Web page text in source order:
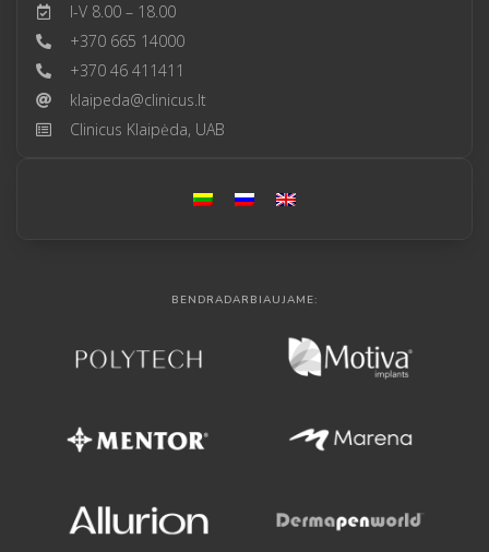
I-V 8.00 – 18.00
+370 665 14000
+370 46 411411
klaipeda@clinicus.lt
Clinicus Klaipėda, UAB
BENDRADARBIAUJAME: